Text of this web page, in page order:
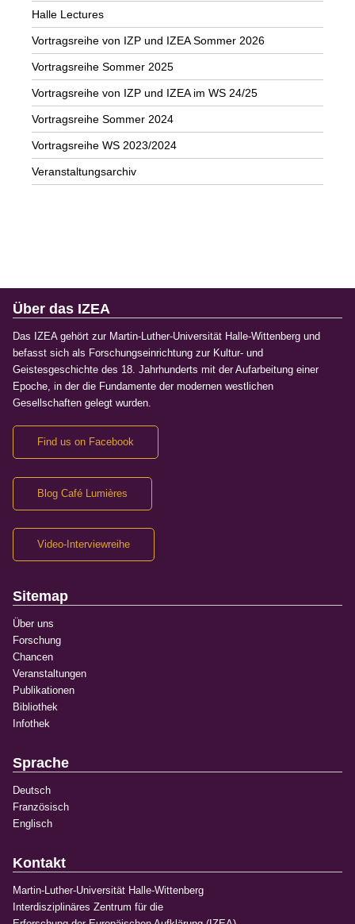
Halle Lectures
Vortragsreihe von IZP und IZEA Sommer 2026
Vortragsreihe Sommer 2025
Vortragsreihe von IZP und IZEA im WS 24/25
Vortragsreihe Sommer 2024
Vortragsreihe WS 2023/2024
Veranstaltungsarchiv
Über das IZEA
Das IZEA gehört zur Martin-Luther-Universität Halle-Wittenberg und
befasst sich als Forschungseinrichtung zur Kultur- und
Geistesgeschichte des 18. Jahrhunderts mit der Aufarbeitung einer
Epoche, in der die Fundamente der modernen westlichen
Gesellschaften gelegt wurden.
Find us on Facebook
Blog Café Lumières
Video-Interviewreihe
Sitemap
Über uns
Forschung
Chancen
Veranstaltungen
Publikationen
Bibliothek
Infothek
Sprache
Deutsch
Französisch
Englisch
Kontakt
Martin-Luther-Universität Halle-Wittenberg
Interdisziplinäres Zentrum für die